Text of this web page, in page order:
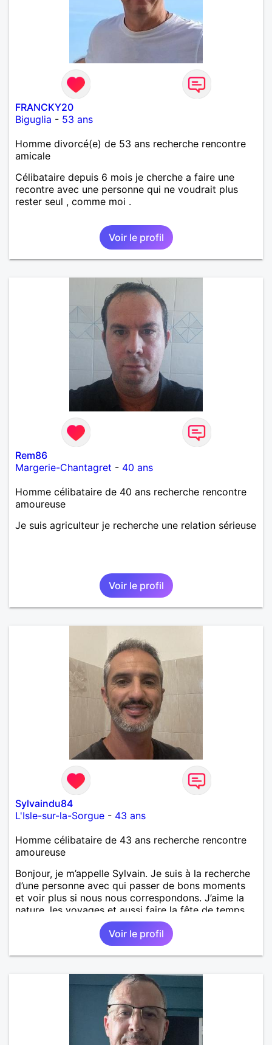
FRANCKY20
Biguglia - 53 ans
Homme divorcé(e) de 53 ans recherche rencontre
amicale
Célibataire depuis 6 mois je cherche a faire une
recontre avec une personne qui ne voudrait plus
rester seul , comme moi .
Voir le profil
Rem86
Margerie-Chantagret - 40 ans
Homme célibataire de 40 ans recherche rencontre
amoureuse
Je suis agriculteur je recherche une relation sérieuse
Voir le profil
Sylvaindu84
L'Isle-sur-la-Sorgue - 43 ans
Homme célibataire de 43 ans recherche rencontre
amoureuse
Bonjour, je m’appelle Sylvain. Je suis à la recherche
d’une personne avec qui passer de bons moments
et voir plus si nous nous correspondons. J’aime la
nature, les voyages et aussi faire la fête de temps
en temps ;-)Je suis papa d’un petit garçon de 7 ans
dont je m’occupe en garde alternée. J’aime à peu
près tous les styles de musique. (Oui je suis pas
trop fan de Jul). Je fais du sport pour garder la
pense en tout cas 😂)
Voir le profil